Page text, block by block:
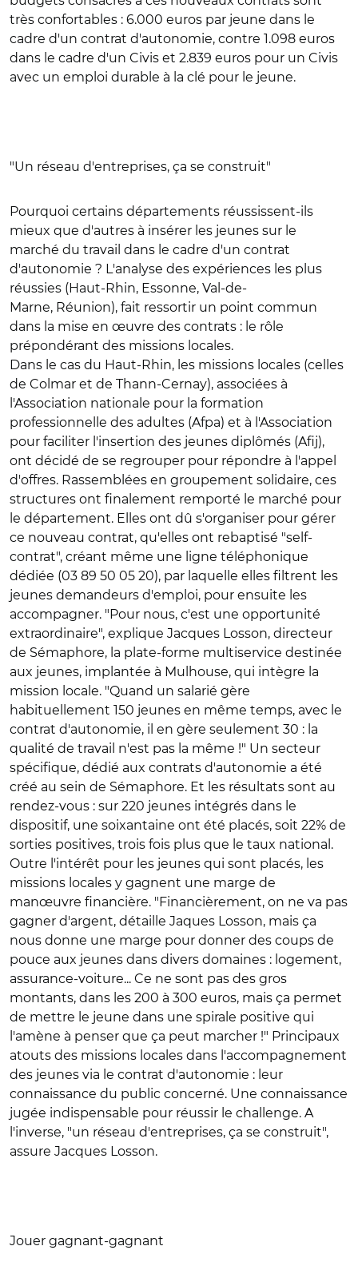
très confortables : 6.000 euros par jeune dans le
cadre d'un contrat d'autonomie, contre 1.098 euros
dans le cadre d'un Civis et 2.839 euros pour un Civis
avec un emploi durable à la clé pour le jeune.
"Un réseau d'entreprises, ça se construit"
Pourquoi certains départements réussissent-ils
mieux que d'autres à insérer les jeunes sur le
marché du travail dans le cadre d'un contrat
d'autonomie ? L'analyse des expériences les plus
réussies (Haut-Rhin, Essonne, Val-de-
Marne, Réunion), fait ressortir un point commun
dans la mise en œuvre des contrats : le rôle
prépondérant des missions locales.
Dans le cas du Haut-Rhin, les missions locales (celles
de Colmar et de Thann-Cernay), associées à
l'Association nationale pour la formation
professionnelle des adultes (Afpa) et à l'Association
pour faciliter l'insertion des jeunes diplômés (Afij),
ont décidé de se regrouper pour répondre à l'appel
d'offres. Rassemblées en groupement solidaire, ces
structures ont finalement remporté le marché pour
le département. Elles ont dû s'organiser pour gérer
ce nouveau contrat, qu'elles ont rebaptisé "self-
contrat", créant même une ligne téléphonique
dédiée (03 89 50 05 20), par laquelle elles filtrent les
jeunes demandeurs d'emploi, pour ensuite les
accompagner. "Pour nous, c'est une opportunité
extraordinaire", explique Jacques Losson, directeur
de Sémaphore, la plate-forme multiservice destinée
aux jeunes, implantée à Mulhouse, qui intègre la
mission locale. "Quand un salarié gère
habituellement 150 jeunes en même temps, avec le
contrat d'autonomie, il en gère seulement 30 : la
qualité de travail n'est pas la même !" Un secteur
spécifique, dédié aux contrats d'autonomie a été
créé au sein de Sémaphore. Et les résultats sont au
rendez-vous : sur 220 jeunes intégrés dans le
dispositif, une soixantaine ont été placés, soit 22% de
sorties positives, trois fois plus que le taux national.
Outre l'intérêt pour les jeunes qui sont placés, les
missions locales y gagnent une marge de
manœuvre financière. "Financièrement, on ne va pas
gagner d'argent, détaille Jaques Losson, mais ça
nous donne une marge pour donner des coups de
pouce aux jeunes dans divers domaines : logement,
assurance-voiture... Ce ne sont pas des gros
montants, dans les 200 à 300 euros, mais ça permet
de mettre le jeune dans une spirale positive qui
l'amène à penser que ça peut marcher !" Principaux
atouts des missions locales dans l'accompagnement
des jeunes via le contrat d'autonomie : leur
connaissance du public concerné. Une connaissance
jugée indispensable pour réussir le challenge. A
l'inverse, "un réseau d'entreprises, ça se construit",
assure Jacques Losson.
Jouer gagnant-gagnant